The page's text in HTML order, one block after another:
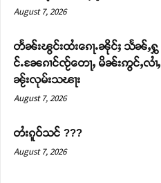
August 7, 2026
တႅၼ်းၽွင်းထႆးၵေႃႉၼိုင်ႈ သႅၼ်ႇႁွ
င်ႉၼႄၵၢင်ၸႂ်တေႃႇ မိၼ်းဢွင်ႇလၢႆႇ
ၼႂ်းလုမ်းသၽႃး
August 7, 2026
တႆးၵူဝ်သင် ???
August 7, 2026